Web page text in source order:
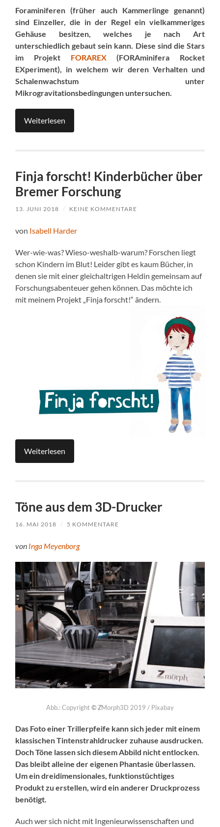
Foraminiferen (früher auch Kammerlinge genannt)
sind Einzeller, die in der Regel ein vielkammeriges
Gehäuse besitzen, welches je nach Art
unterschiedlich gebaut sein kann. Diese sind die Stars
im Projekt FORAREX(FORAminifera Rocket
EXperiment), in welchem wir deren Verhalten und
Schalenwachstum unter
Mikrogravitationsbedingungen untersuchen.
Weiterlesen
Finja forscht! Kinderbücher über
Bremer Forschung
13. JUNI 2018 / KEINE KOMMENTARE
von Isabell Harder
Wer-wie-was? Wieso-weshalb-warum? Forschen liegt
schon Kindern im Blut! Leider gibt es kaum Bücher, in
denen sie mit einer gleichaltrigen Heldin gemeinsam auf
Forschungsabenteuer gehen können. Das möchte ich
mit meinem Projekt „Finja forscht!“ ändern.
Weiterlesen
Töne aus dem 3D-Drucker
16. MAI 2018 / 5 KOMMENTARE
von Inga Meyenborg
Abb.: Copyright© ZMorph3D 2019 / Pixabay
Das Foto einer Trillerpfeife kann sich jeder mit einem
klassischen Tintenstrahldrucker zuhause ausdrucken.
Doch Töne lassen sich diesem Abbild nicht entlocken.
Das bleibt alleine der eigenen Phantasie überlassen.
Um ein dreidimensionales, funktionstüchtiges
Produkt zu erstellen, wird ein anderer Druckprozess
benötigt.
Auch wer sich nicht mit Ingenieurwissenschaften und